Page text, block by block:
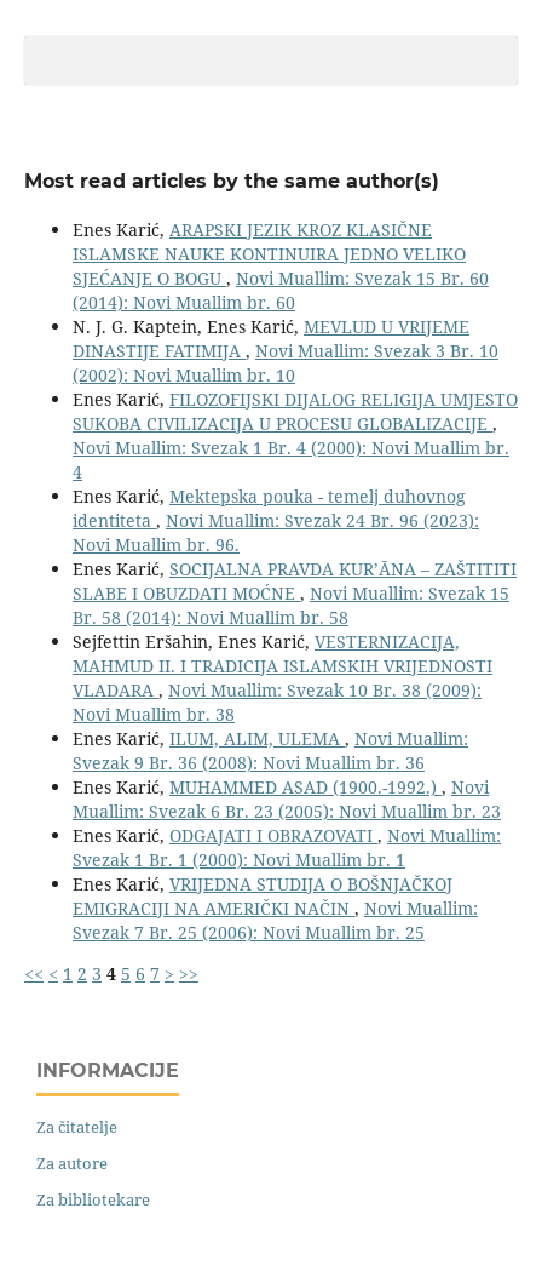
Most read articles by the same author(s)
Enes Karić, ARAPSKI JEZIK KROZ KLASIČNE
ISLAMSKE NAUKE KONTINUIRA JEDNO VELIKO
SJEĆANJE O BOGU , Novi Muallim: Svezak 15 Br. 60
(2014): Novi Muallim br. 60
N. J. G. Kaptein, Enes Karić, MEVLUD U VRIJEME
DINASTIJE FATIMIJA , Novi Muallim: Svezak 3 Br. 10
(2002): Novi Muallim br. 10
Enes Karić, FILOZOFIJSKI DIJALOG RELIGIJA UMJESTO
SUKOBA CIVILIZACIJA U PROCESU GLOBALIZACIJE ,
Novi Muallim: Svezak 1 Br. 4 (2000): Novi Muallim br.
4
Enes Karić, Mektepska pouka - temelj duhovnog
identiteta , Novi Muallim: Svezak 24 Br. 96 (2023):
Novi Muallim br. 96.
Enes Karić, SOCIJALNA PRAVDA KUR’ĀNA – ZAŠTITITI
SLABE I OBUZDATI MOĆNE , Novi Muallim: Svezak 15
Br. 58 (2014): Novi Muallim br. 58
Sejfettin Eršahin, Enes Karić, VESTERNIZACIJA,
MAHMUD II. I TRADICIJA ISLAMSKIH VRIJEDNOSTI
VLADARA , Novi Muallim: Svezak 10 Br. 38 (2009):
Novi Muallim br. 38
Enes Karić, ILUM, ALIM, ULEMA , Novi Muallim:
Svezak 9 Br. 36 (2008): Novi Muallim br. 36
Enes Karić, MUHAMMED ASAD (1900.-1992.) , Novi
Muallim: Svezak 6 Br. 23 (2005): Novi Muallim br. 23
Enes Karić, ODGAJATI I OBRAZOVATI , Novi Muallim:
Svezak 1 Br. 1 (2000): Novi Muallim br. 1
Enes Karić, VRIJEDNA STUDIJA O BOŠNJAČKOJ
EMIGRACIJI NA AMERIČKI NAČIN , Novi Muallim:
Svezak 7 Br. 25 (2006): Novi Muallim br. 25
<< < 1 2 3 4 5 6 7 > >>
INFORMACIJE
Za čitatelje
Za autore
Za bibliotekare